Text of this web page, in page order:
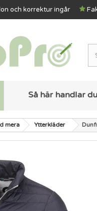
och korrektur ingår
Så här handlar du
mera Ytterkläder